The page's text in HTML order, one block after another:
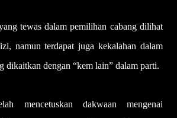
tewas dalam pemilihan cabang dilihat
namun terdapat juga kekalahan dalam
dikaitkan dengan “kem lain” dalam parti.
mencetuskan dakwaan mengenai